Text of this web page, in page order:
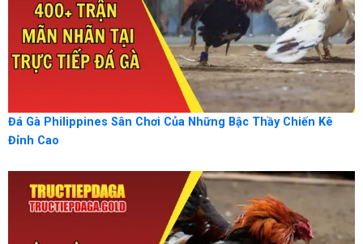
Đá Gà Philippines Sân Chơi Của Những Bậc Thầy Chiến Kê
Đỉnh Cao